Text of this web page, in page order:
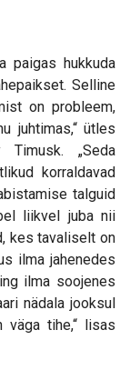
paigas hukkuda
Selline
on probleem,
juhtimas,“ ütles
Timusk. „Seda
korraldavad
talguid
liikvel juba nii
kes tavaliselt on
ilma jahenedes
ilma soojenes
nädala jooksul
väga tihe,“ lisas